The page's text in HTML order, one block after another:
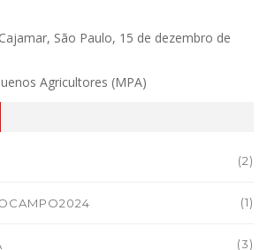
São Paulo, 15 de dezembro de
Agricultores (MPA)
(2)
(1)
(3)